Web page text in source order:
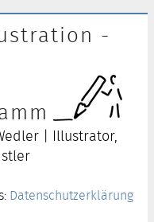
-
| Illustrator,
Datenschutzerklärung